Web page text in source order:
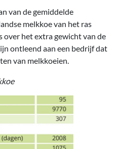
van de gemiddelde
melkkoe van het ras
over het extra gewicht van de
ontleend aan een bedrijf dat
van melkkoeien.